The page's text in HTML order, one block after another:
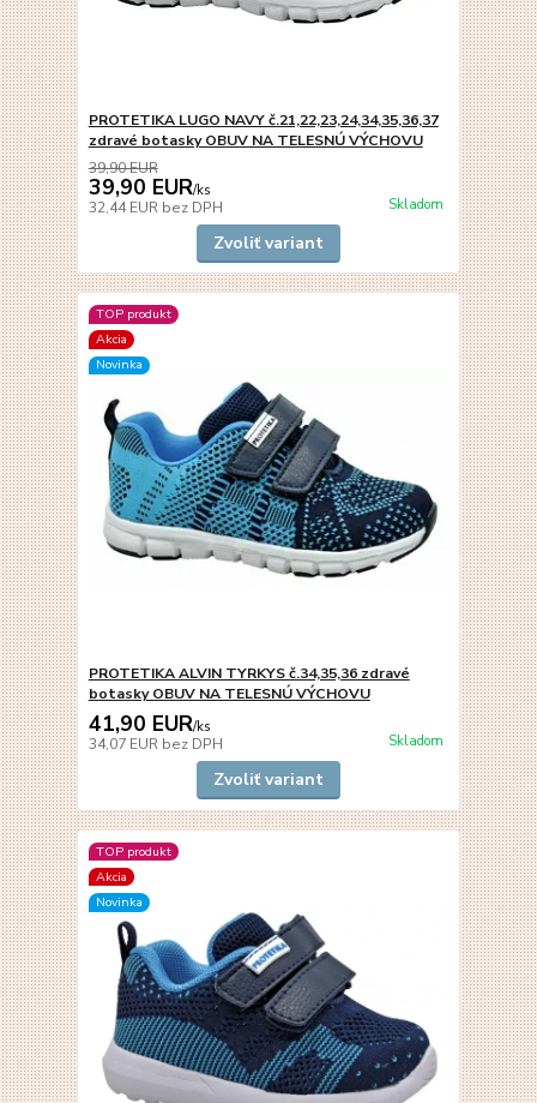
PROTETIKA LUGO NAVY č.21,22,23,24,34,35,36,37
zdravé botasky OBUV NA TELESNÚ VÝCHOVU
39,90 EUR
39,90 EUR/ks
32,44 EUR bez DPH Skladom
Zvoliť variant
TOP produkt
Akcia
Novinka
PROTETIKA ALVIN TYRKYS č.34,35,36 zdravé
botasky OBUV NA TELESNÚ VÝCHOVU
41,90 EUR/ks
34,07 EUR bez DPH Skladom
Zvoliť variant
TOP produkt
Akcia
Novinka